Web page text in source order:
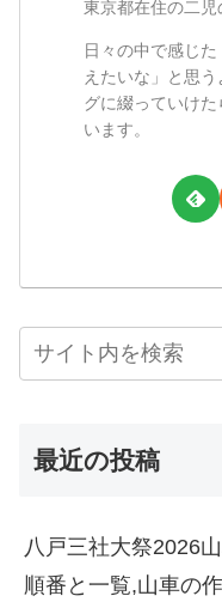
東京都在住の二児
日々の中で感じ
えたいな」と思
グに綴っていけ
います。
最近の投稿
八戸三社大祭2026
順番と一覧,山車の